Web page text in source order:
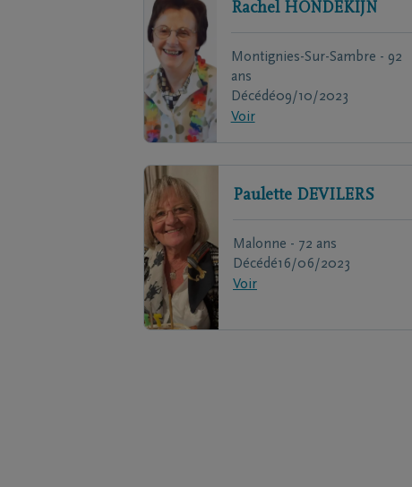
Rachel HONDEKIJN
Montignies-Sur-Sambre - 92
ans
Décédé09/10/2023
Voir
Paulette DEVILERS
Malonne - 72 ans
Décédé16/06/2023
Voir